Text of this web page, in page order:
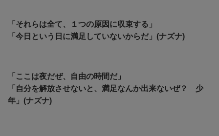
「それらは全て、１つの原因に収束する」
「今日という日に満足していないからだ」(ナズナ)
「ここは夜だぜ、自由の時間だ」
「自分を解放させないと、満足なんか出来ないぜ？ 少
年」(ナズナ)